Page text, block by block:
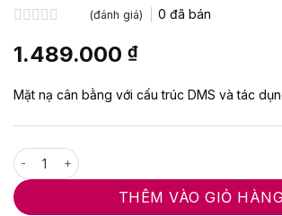
xếp
hạng
5
(đánh giá) 0 đã bán
1.489.000 ₫
Mặt nạ cân bằng với cấu trúc DMS và tác
silver detoxifying mask số lượng
THÊM VÀO GIỎ